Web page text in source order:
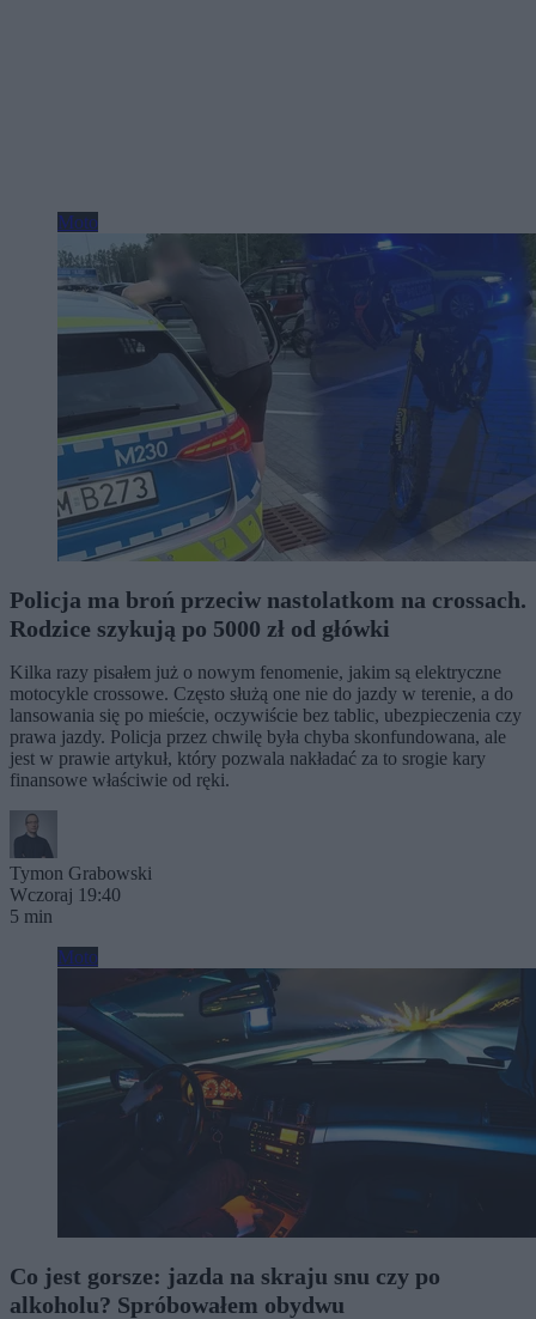
Moto
Policja ma broń przeciw nastolatkom na crossach.
Rodzice szykują po 5000 zł od główki
Kilka razy pisałem już o nowym fenomenie, jakim są elektryczne
motocykle crossowe. Często służą one nie do jazdy w terenie, a do
lansowania się po mieście, oczywiście bez tablic, ubezpieczenia czy
prawa jazdy. Policja przez chwilę była chyba skonfundowana, ale
jest w prawie artykuł, który pozwala nakładać za to srogie kary
finansowe właściwie od ręki.
Tymon Grabowski
Wczoraj 19:40
5 min
Moto
Co jest gorsze: jazda na skraju snu czy po
alkoholu? Spróbowałem obydwu